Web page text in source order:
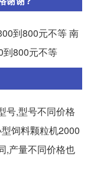
到800元不等 南
到800元不等
号,型号不同价格
饲料颗粒机2000
,产量不同价格也